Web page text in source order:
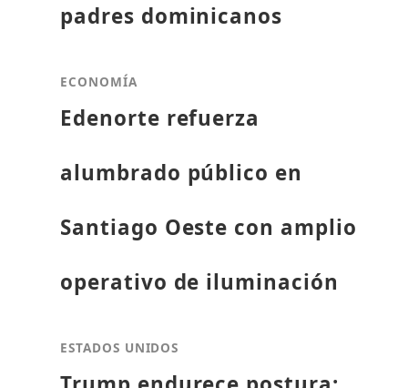
padres dominicanos
ECONOMÍA
Edenorte refuerza
alumbrado público en
Santiago Oeste con amplio
operativo de iluminación
ESTADOS UNIDOS